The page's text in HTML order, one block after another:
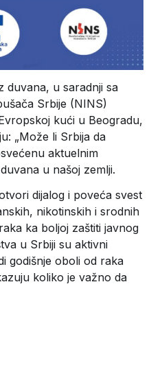
duvana, u saradnji sa
Srbije (NINS)
kući u Beogradu,
„Može li Srbija da
aktuelnim
u našoj zemlji.
dijalog i poveća svest
nikotinskih i srodnih
ka boljoj zaštiti javnog
u Srbiji su aktivni
godišnje oboli od raka
koliko je važno da